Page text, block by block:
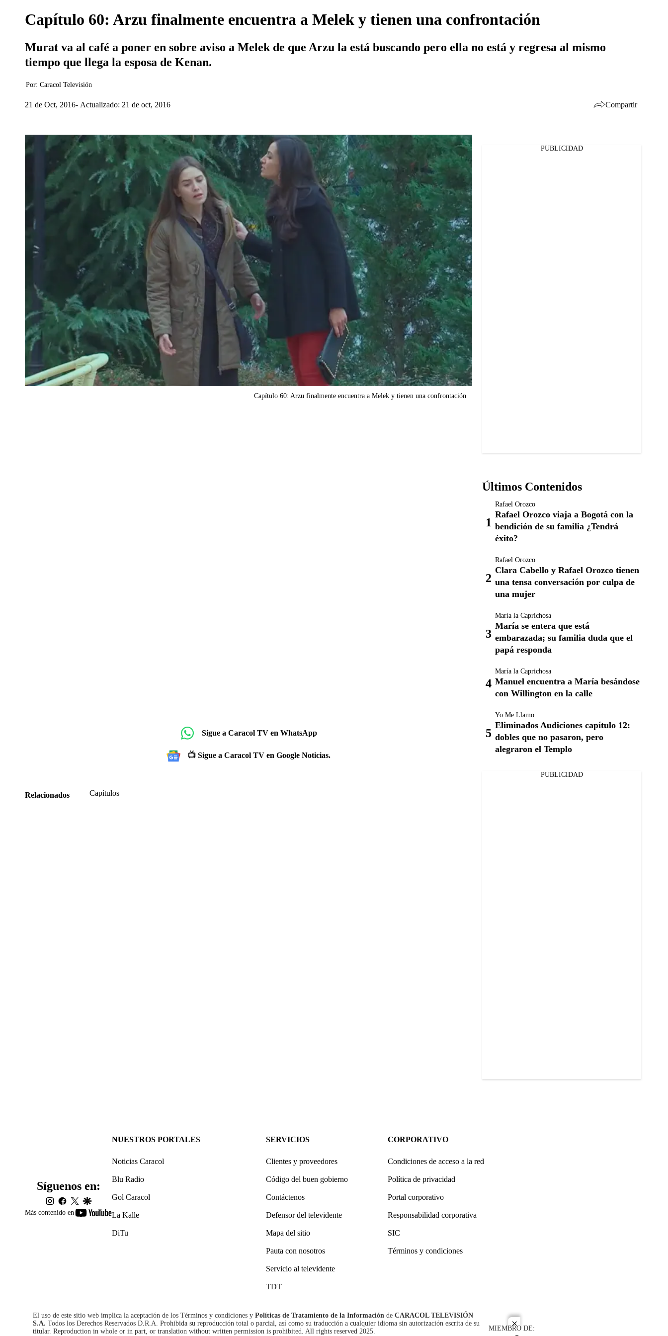
close
Capítulo 60: Arzu finalmente encuentra a Melek y tienen una confrontación
Murat va al café a poner en sobre aviso a Melek de que Arzu la está buscando pero ella no está y regresa al mismo
tiempo que llega la esposa de Kenan.
Por: Caracol Televisión
21 de Oct, 2016 Actualizado: 21 de oct, 2016 Compartir
Twitter
Capítulo 60: Arzu finalmente encuentra a Melek y tienen una confrontación
Sigue a Caracol TV en WhatsApp
📺 Sigue a Caracol TV en Google Noticias.
Relacionados Capítulos
PUBLICIDAD
Últimos Contenidos
Rafael Orozco
Rafael Orozco viaja a Bogotá con la
bendición de su familia ¿Tendrá
éxito?
Rafael Orozco
Clara Cabello y Rafael Orozco tienen
una tensa conversación por culpa de
una mujer
María la Caprichosa
María se entera que está
embarazada; su familia duda que el
papá responda
María la Caprichosa
Manuel encuentra a María besándose
con Willington en la calle
Yo Me Llamo
Eliminados Audiciones capítulo 12:
dobles que no pasaron, pero
alegraron el Templo
PUBLICIDAD
Más contenido en
youtube-
Síguenos en:
instagram
facebook
twittergoogle
NUESTROS PORTALES
Noticias Caracol
Blu Radio
Gol Caracol
La Kalle
DiTu
SERVICIOS
Clientes y proveedores
Código del buen gobierno
Contáctenos
Defensor del televidente
Mapa del sitio
Pauta con nosotros
Servicio al televidente
TDT
CORPORATIVO
Condiciones de acceso a la red
Política de privacidad
Portal corporativo
Responsabilidad corporativa
SIC
Términos y condiciones
El uso de este sitio web implica la aceptación de los Términos y condiciones y Políticas de Tratamiento de la Información de CARACOL TELEVISIÓN
S.A. Todos los Derechos Reservados D.R.A. Prohibida su reproducción total o parcial, así como su traducción a cualquier idioma sin autorización escrita de su
titular. Reproduction in whole or in part, or translation without written permission is prohibited. All rights reserved 2025.
MIEMBRO DE: